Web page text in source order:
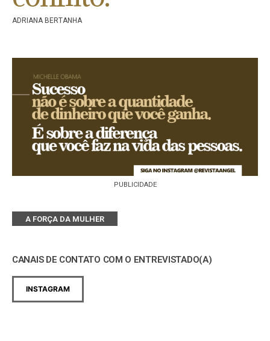
ADRIANA BERTANHA
PUBLICIDADE
A FORÇA DA MULHER
CANAIS DE CONTATO COM O ENTREVISTADO(A)
INSTAGRAM